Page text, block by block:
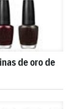
de oro de